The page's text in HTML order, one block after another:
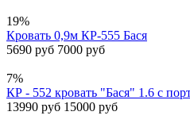
19%
Кровать 0,9м КР-555 Бася
5690 руб 7000 руб
7%
КР - 552 кровать "Бася" 1.6 с
13990 руб 15000 руб